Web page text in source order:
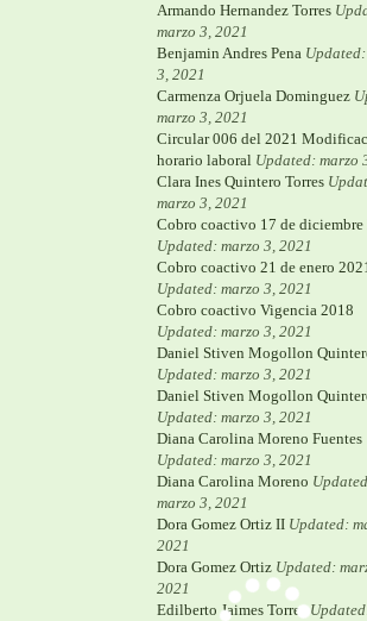
Armando Hernandez Torres
marzo 3, 2021
Benjamin Andres Pena
3, 2021
Carmenza Orjuela Dominguez
marzo 3, 2021
Circular 006 del 2021
horario laboral Updated: marzo
Clara Ines Quintero Torres
marzo 3, 2021
Cobro coactivo 17 de diciembre
Updated: marzo 3, 2021
Cobro coactivo 21 de enero
Updated: marzo 3, 2021
Cobro coactivo Vigencia 2018
Updated: marzo 3, 2021
Daniel Stiven Mogollon
Updated: marzo 3, 2021
Daniel Stiven Mogollon
Updated: marzo 3, 2021
Diana Carolina Moreno Fuentes
Updated: marzo 3, 2021
Diana Carolina Moreno
marzo 3, 2021
Dora Gomez Ortiz II Updated:
2021
Dora Gomez Ortiz Updated:
2021
Edilberto Jaimes Torres